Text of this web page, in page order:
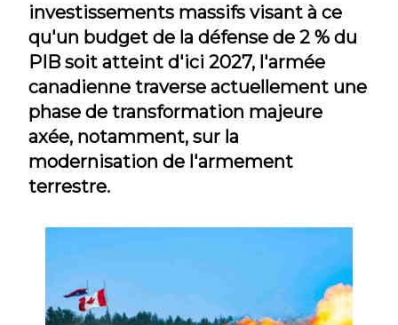
investissements massifs visant à ce
qu'un budget de la défense de 2 % du
PIB soit atteint d'ici 2027, l'armée
canadienne traverse actuellement une
phase de transformation majeure
axée, notamment, sur la
modernisation de l'armement
terrestre.